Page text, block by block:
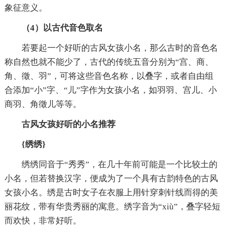
象征意义。
（4）以古代音色取名
若要起一个好听的古风女孩小名，那么古时的音色名
称自然也就不能少了，古代的传统五音分别为“宫、商、
角、徵、羽”，可将这些音色名称，以叠字，或者自由组
合添加“小”字、“儿”字作为女孩小名，如羽羽、宫儿、小
商羽、角徵儿等等。
古风女孩好听的小名推荐
{绣绣}
绣绣同音于“秀秀”，在几十年前可能是一个比较土的
小名，但若替换汉字，便成为了一个具有古韵特色的古风
女孩小名。绣是古时女子在衣服上用针穿刺针线而得的美
丽花纹，带有华贵秀丽的寓意。绣字音为“xiù”，叠字轻短
而欢快，非常好听。